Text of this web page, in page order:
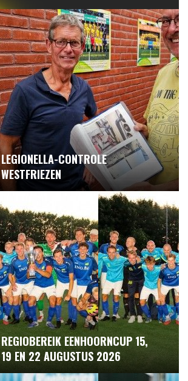
LEGIONELLA-CONTROLE
WESTFRIEZEN
REGIOBEREIK EENHOORNCUP 15,
19 EN 22 AUGUSTUS 2026